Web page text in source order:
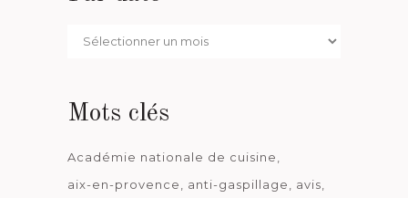
Par
Mots clés
Académie nationale de cuisine
aix-en-provence
anti-gaspillage
avis